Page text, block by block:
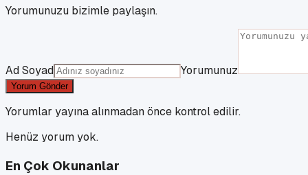
Yorumunuzu bizimle paylaşın.
Ad Soyad Yorumunuz
Yorum Gönder
Yorumlar yayına alınmadan önce kontrol edilir.
Henüz yorum yok.
En Çok Okunanlar